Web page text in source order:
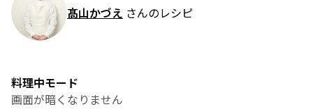
髙山かづえ さんのレシピ
料理中モード
画面が暗くなりません